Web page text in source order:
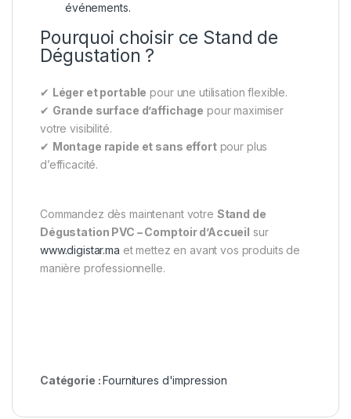
événements.
Pourquoi choisir ce Stand de
Dégustation ?
✔ Léger et portable pour une utilisation flexible.
✔ Grande surface d’affichage pour maximiser
votre visibilité.
✔ Montage rapide et sans effortpour plus
d’efficacité.
Commandez dès maintenant votre Stand de
Dégustation PVC – Comptoir d’Accueil sur
www.digistar.ma et mettez en avant vos produits de
manière professionnelle.
Catégorie :Fournitures d'impression